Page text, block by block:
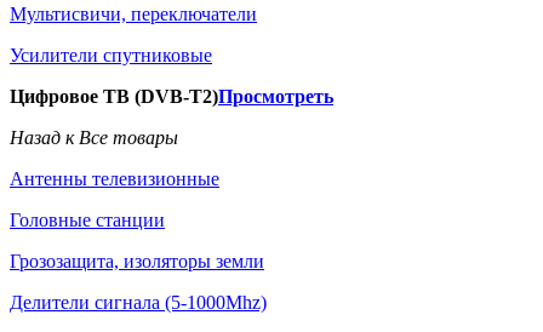
Мультисвичи, переключатели
Усилители спутниковые
Цифровое ТВ (DVB-T2)Просмотреть
Назад к Все товары
Антенны телевизионные
Головные станции
Грозозащита, изоляторы земли
Делители сигнала (5-1000Mhz)